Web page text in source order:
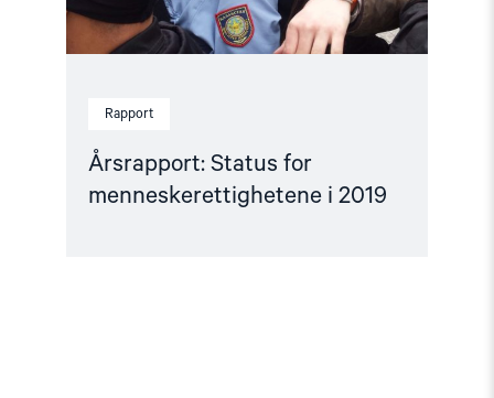
Rapport
Årsrapport: Status for
menneskerettighetene i 2019